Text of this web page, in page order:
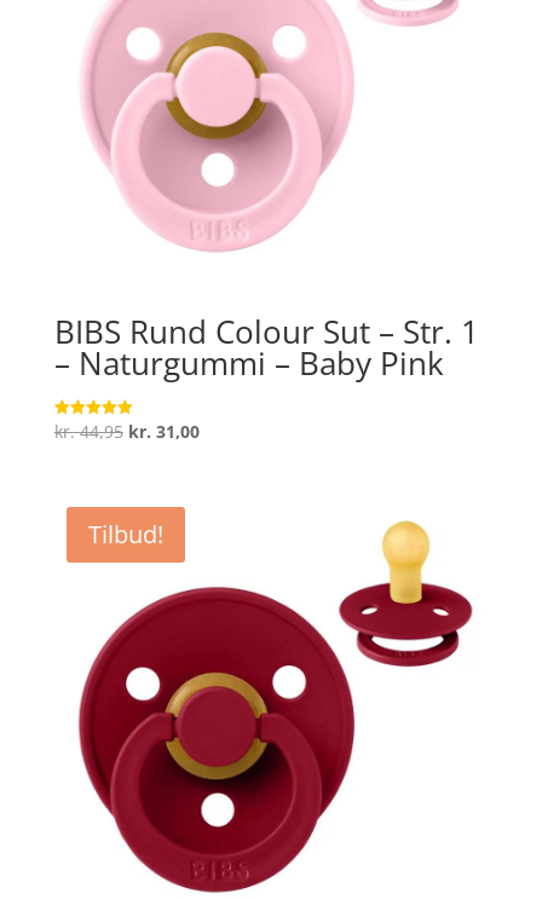
BIBS Rund Colour Sut – Str. 1
– Naturgummi – Baby Pink
Vurderet
5
kr.44,95 Den
var:
kr. 44,95.
kr. 31,00Den
Tilbud!